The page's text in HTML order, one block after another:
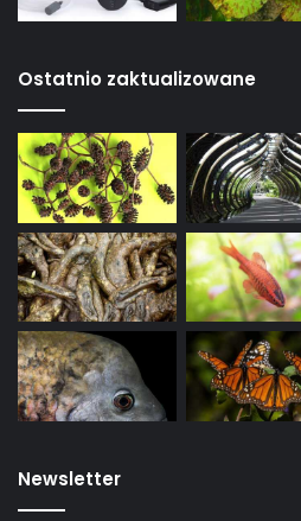
Ostatnio zaktualizowane
Newsletter